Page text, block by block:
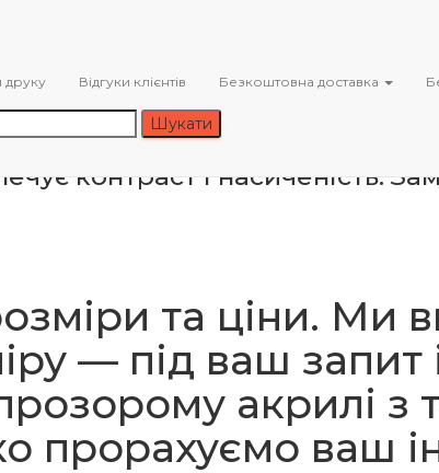
друку Відгуки клієнтів Безкоштовна доставка
доставкою по Україні
передачею кольорів і
табличок, вивісок та
задачу. Друк на
контраст і насиченість.
та ціни. Ми
— під ваш запит
акрилі з
прорахуємо ваш